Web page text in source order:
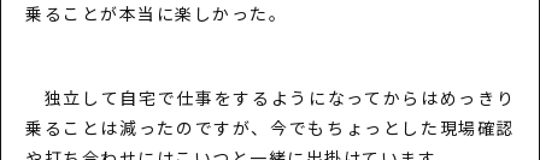
乗ることが本当に楽しかった。
独立して自宅で仕事をするようになってからはめっきり
乗ることは減ったのですが、今でもちょっとした現場確認